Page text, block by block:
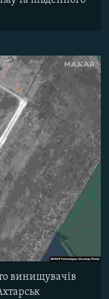
винищувачів